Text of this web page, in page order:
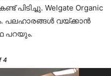
പിടിച്ചു. Welgate Organic
പലഹാരങ്ങൾ വയ്ക്കാൻ
പറയും.
4